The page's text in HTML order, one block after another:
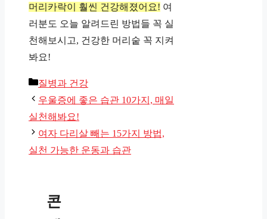
머리카락이 훨씬 건강해졌어요! 여
러분도 오늘 알려드린 방법들 꼭 실
천해보시고, 건강한 머리숱 꼭 지켜
봐요!
카
테
고
리
질병과 건강
우울증에 좋은 습관 10가지, 매일
실천해봐요!
여자 다리살 빼는 15가지 방법,
실천 가능한 운동과 습관
콘